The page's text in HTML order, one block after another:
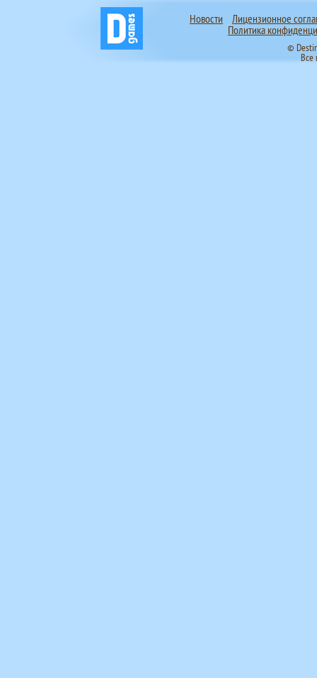
Новости
Лицензионное
Политика
©
Все